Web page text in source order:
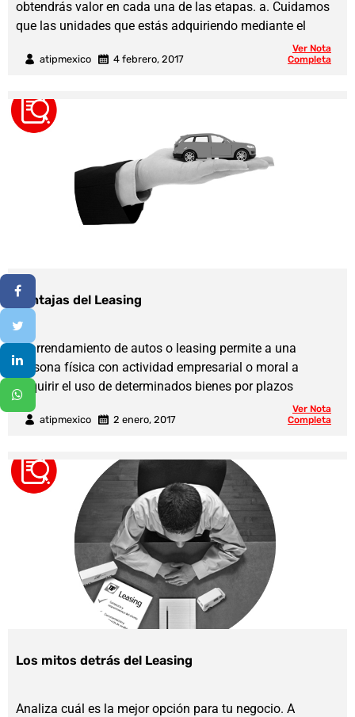
atipmexico 4 febrero, 2017
obtendrás valor en cada una de las etapas. a. Cuidamos
que las unidades que estás adquiriendo mediante el
Ver Nota
Completa
Ventajas del Leasing
atipmexico 2 enero, 2017
El arrendamiento de autos o leasing permite a una
persona física con actividad empresarial o moral a
adquirir el uso de determinados bienes por plazos
Ver Nota
Completa
Los mitos detrás del Leasing
Analiza cuál es la mejor opción para tu negocio. A